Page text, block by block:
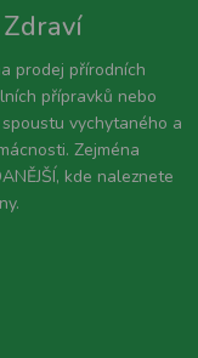
prodej přírodních
přípravků nebo
vychytaného a
Zejména
kde naleznete